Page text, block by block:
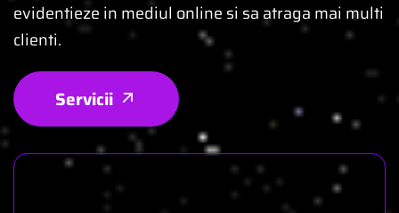
evidentieze in mediul online si sa atraga mai multi
clienti.
Servicii